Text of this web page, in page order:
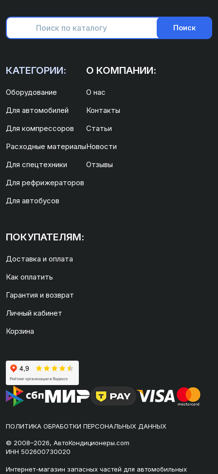
Поиск
КАТЕГОРИИ:
Оборудование
Для автомобилей
Для компрессоров
Расходные материалы
Для спецтехники
Для рефрижераторов
Для автобусов
О КОМПАНИИ:
О нас
Контакты
Статьи
Новости
Отзывы
ПОКУПАТЕЛЯМ:
Доставка и оплата
Как оплатить
Гарантия и возврат
Личный кабинет
Корзина
ПОЛИТИКА ОБРАБОТКИ ПЕРСОНАЛЬНЫХ ДАННЫХ
© 2008–2026, АвтоКондиционеры.com
ИНН 502600730020
Интернет-магазин запасных частей для автомобильных